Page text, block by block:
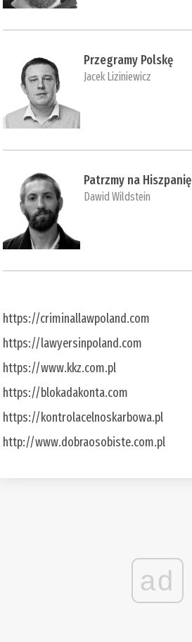
Przegramy Polskę
Jacek Liziniewicz
Patrzmy na Hiszpanię
Dawid Wildstein
https://criminallawpoland.com
https://lawyersinpoland.com
https://www.kkz.com.pl
https://blokadakonta.com
https://kontrolacelnoskarbowa.pl
http://www.dobraosobiste.com.pl
ad